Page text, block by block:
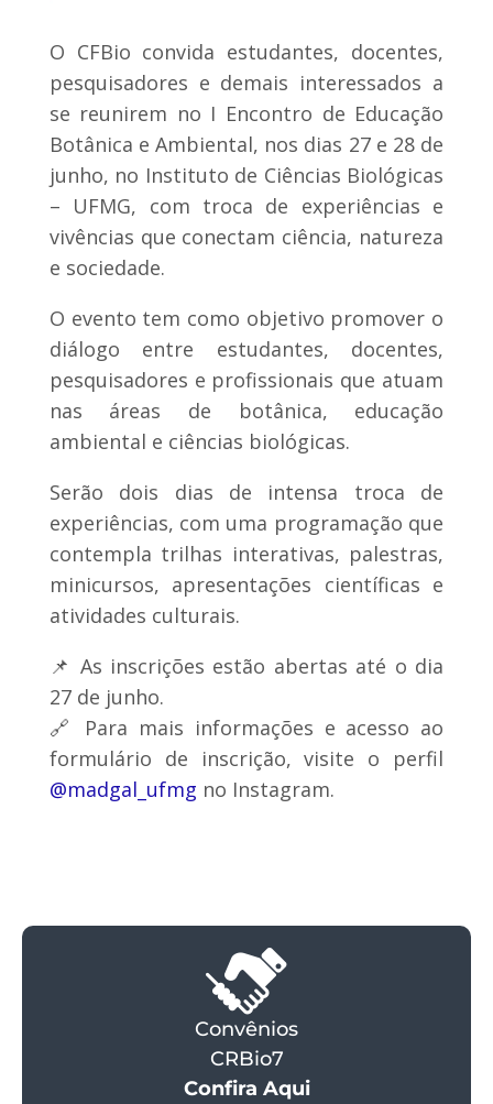
O CFBio convida estudantes, docentes,
pesquisadores e demais interessados a
se reunirem no I Encontro de Educação
Botânica e Ambiental, nos dias 27 e 28 de
junho, no Instituto de Ciências Biológicas
– UFMG, com troca de experiências e
vivências que conectam ciência, natureza
e sociedade.
O evento tem como objetivo promover o
diálogo entre estudantes, docentes,
pesquisadores e profissionais que atuam
nas áreas de botânica, educação
ambiental e ciências biológicas.
Serão dois dias de intensa troca de
experiências, com uma programação que
contempla trilhas interativas, palestras,
minicursos, apresentações científicas e
atividades culturais.
📌 As inscrições estão abertas até o dia
27 de junho.
🔗 Para mais informações e acesso ao
formulário de inscrição, visite o perfil
@‌madgal_ufmg no Instagram.
Convênios
CRBio7
Confira Aqui